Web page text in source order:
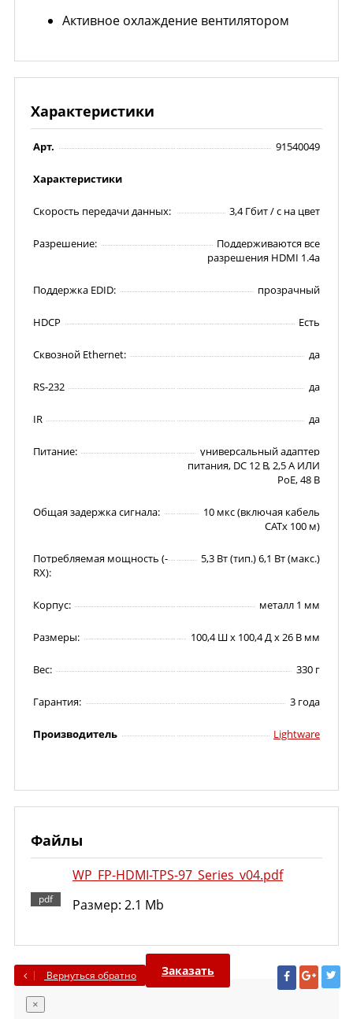
Активное охлаждение вентилятором
Характеристики
Арт. 91540049
Характеристики
Скорость передачи данных: 3,4 Гбит / с на цвет
Разрешение:
Поддерживаются все
разрешения HDMI 1.4a
Поддержка EDID: прозрачный
HDCP Есть
Сквозной Ethernet: да
RS-232 да
IR да
Питание:
универсальный адаптер
питания, DC 12 В, 2,5 А ИЛИ
PoE, 48 В
Общая задержка сигнала:
10 мкс (включая кабель
CATx 100 м)
Потребляемая мощность (-
RX):
5,3 Вт (тип.) 6,1 Вт (макс.)
Корпус: металл 1 мм
Размеры: 100,4 Ш х 100,4 Д х 26 В мм
Вес: 330 г
Гарантия: 3 года
Производитель Lightware
Файлы
WP_FP-HDMI-TPS-97_Series_v04.pdf
Размер: 2.1 Mb
Вернуться обратно Заказать
×